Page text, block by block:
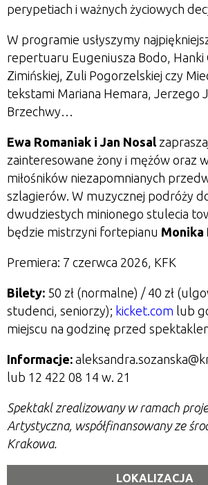
perypetiach i ważnych życiowych
W programie usłyszymy
repertuaru Eugeniusza Bodo,
Zimińskiej, Zuli Pogorzelskiej czy
tekstami Mariana Hemara, Jerzego
Brzechwy…
Ewa Romaniak i Jan Nosal
zainteresowane żony i mężów oraz
miłośników niezapomnianych
szlagierów. W muzycznej podróży
dwudziestych minionego stulecia
będzie mistrzyni fortepianu Monika
Premiera: 7 czerwca 2026, KFK
Bilety: 50 zł (normalne) / 40 zł
studenci, seniorzy); kicket.com lub
miejscu na godzinę przed
Informacje:
lub 12 422 08 14 w. 21
Spektakl zrealizowany w ramach
Artystyczna, współfinansowany ze
Krakowa.
LOKALIZACJA